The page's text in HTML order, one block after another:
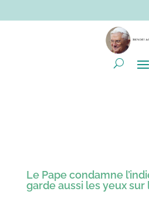
Le Pape condamne
garde aussi les yeux